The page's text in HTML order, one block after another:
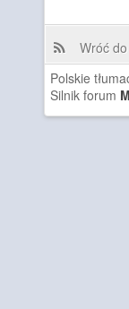
Wróć
Polskie
Silnik forum